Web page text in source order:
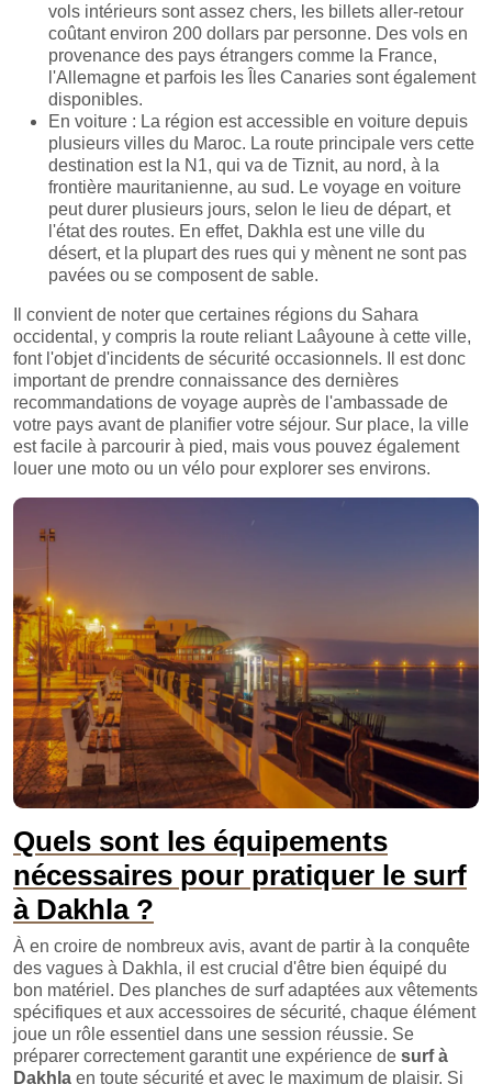
vols intérieurs sont assez chers, les billets aller-retour
coûtant environ 200 dollars par personne. Des vols en
provenance des pays étrangers comme la France,
l'Allemagne et parfois les Îles Canaries sont également
disponibles.
En voiture : La région est accessible en voiture depuis
plusieurs villes du Maroc. La route principale vers cette
destination est la N1, qui va de Tiznit, au nord, à la
frontière mauritanienne, au sud. Le voyage en voiture
peut durer plusieurs jours, selon le lieu de départ, et
l'état des routes. En effet, Dakhla est une ville du
désert, et la plupart des rues qui y mènent ne sont pas
pavées ou se composent de sable.
Il convient de noter que certaines régions du Sahara
occidental, y compris la route reliant Laâyoune à cette ville,
font l'objet d'incidents de sécurité occasionnels. Il est donc
important de prendre connaissance des dernières
recommandations de voyage auprès de l'ambassade de
votre pays avant de planifier votre séjour. Sur place, la ville
est facile à parcourir à pied, mais vous pouvez également
louer une moto ou un vélo pour explorer ses environs.
Quels sont les équipements
nécessaires pour pratiquer le surf
à Dakhla ?
À en croire de nombreux avis, avant de partir à la conquête
des vagues à Dakhla, il est crucial d'être bien équipé du
bon matériel. Des planches de surf adaptées aux vêtements
spécifiques et aux accessoires de sécurité, chaque élément
joue un rôle essentiel dans une session réussie. Se
préparer correctement garantit une expérience de surf à
Dakhla en toute sécurité et avec le maximum de plaisir. Si